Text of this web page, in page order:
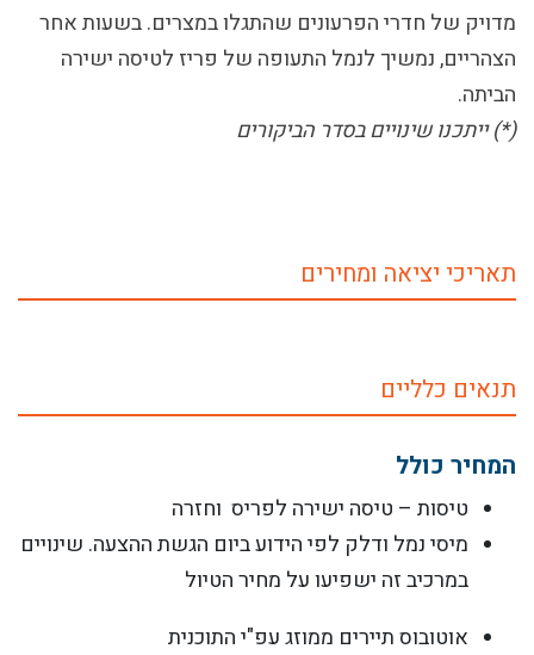
מדויק של חדרי הפרעונים שהתגלו במצרים. בשעות אחר
הצהריים, נמשיך לנמל התעופה של פריז לטיסה ישירה
הביתה.
(*) ייתכנו שינויים בסדר הביקורים
תאריכי יציאה ומחירים
תנאים כלליים
המחיר כולל
טיסות – טיסה ישירה לפריס וחזרה
מיסי נמל ודלק לפי הידוע ביום הגשת ההצעה. שינויים
במרכיב זה ישפיעו על מחיר הטיול
אוטובוס תיירים ממוזג עפ"י התוכנית